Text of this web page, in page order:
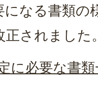
になる書類の
正されました
に必要な書